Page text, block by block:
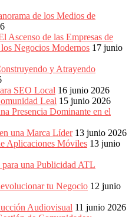
de los Medios de
Ascenso de las Empresas de
Negocios Modernos 17 junio
y Atrayendo
SEO Local 16 junio 2026
Leal 15 junio 2026
Presencia Dominante en el
una Marca Líder 13 junio 2026
Aplicaciones Móviles 13 junio
una Publicidad ATL
tu Negocio 12 junio
Audiovisual 11 junio 2026